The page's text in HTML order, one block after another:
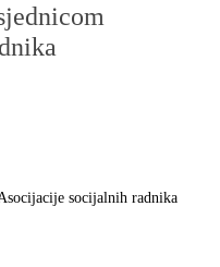
socijalnih radnika